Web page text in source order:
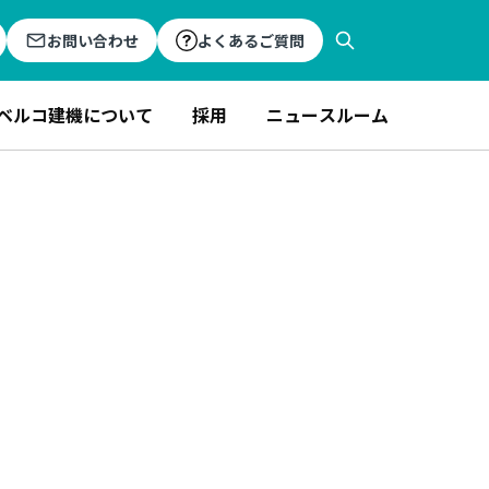
お問い合わせ よくあるご質問
ルコ建機について 採用 ニュースルーム